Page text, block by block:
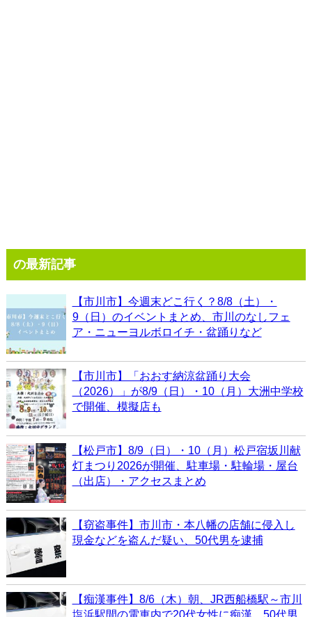
の最新記事
【市川市】今週末どこ行く？8/8（土）・
9（日）のイベントまとめ、市川のなしフェ
ア・ニューヨルボロイチ・盆踊りなど
【市川市】「おおす納涼盆踊り大会
（2026）」が8/9（日）・10（月）大洲中学校
で開催、模擬店も
【松戸市】8/9（日）・10（月）松戸宿坂川献
灯まつり2026が開催、駐車場・駐輪場・屋台
（出店）・アクセスまとめ
【窃盗事件】市川市・本八幡の店舗に侵入し
現金などを盗んだ疑い、50代男を逮捕
【痴漢事件】8/6（木）朝、JR西船橋駅～市川
塩浜駅間の電車内で20代女性に痴漢、50代男